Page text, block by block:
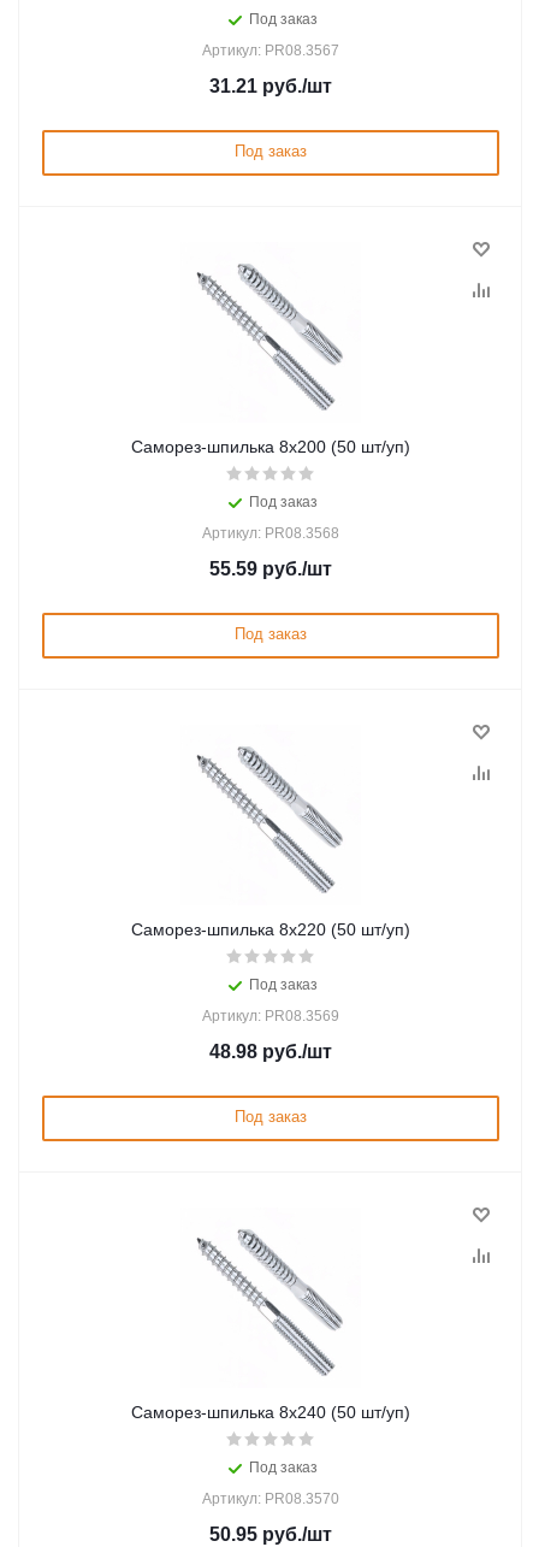
Под заказ
Артикул: PR08.3567
31.21 руб./шт
Под заказ
Саморез-шпилька 8х200 (50 шт/уп)
Под заказ
Артикул: PR08.3568
55.59 руб./шт
Под заказ
Саморез-шпилька 8х220 (50 шт/уп)
Под заказ
Артикул: PR08.3569
48.98 руб./шт
Под заказ
Саморез-шпилька 8х240 (50 шт/уп)
Под заказ
Артикул: PR08.3570
50.95 руб./шт